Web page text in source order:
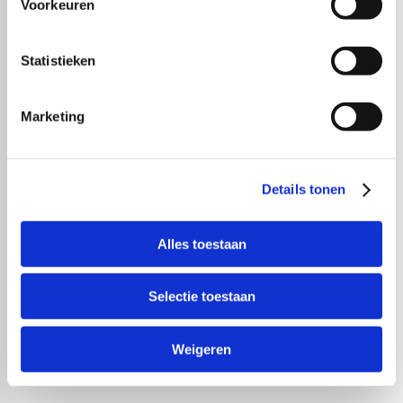
Voorkeuren
Statistieken
Marketing
Details tonen
Alles toestaan
Selectie toestaan
Weigeren